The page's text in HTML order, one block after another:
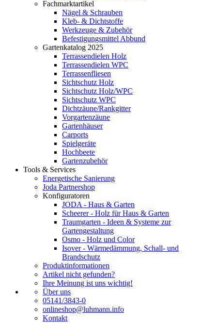
Fachmarktartikel
Nägel & Schrauben
Kleb- & Dichtstoffe
Werkzeuge & Zubehör
Befestigungsmittel Abbund
Gartenkatalog 2025
Terrassendielen Holz
Terrassendielen WPC
Terrassenfliesen
Sichtschutz Holz
Sichtschutz Holz/WPC
Sichtschutz WPC
Dichtzäune/Rankgitter
Vorgartenzäune
Gartenhäuser
Carports
Spielgeräte
Hochbeete
Gartenzubehör
Tools & Services
Energetische Sanierung
Joda Partnershop
Konfiguratoren
JODA - Haus & Garten
Scheerer - Holz für Haus & Garten
Traumgarten - Ideen & Systeme zur
Gartengestaltung
Osmo - Holz und Color
Isover - Wärmedämmung, Schall- und
Brandschutz
Produktinformationen
Artikel nicht gefunden?
Ihre Meinung ist uns wichtig!
Über uns
05141/3843-0
onlineshop@luhmann.info
Kontakt